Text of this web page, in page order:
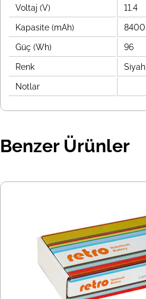
Voltaj (V) 11.4
Kapasite (mAh) 8400
Güç (Wh) 96
Renk Siyah
Notlar
Benzer Ürünler